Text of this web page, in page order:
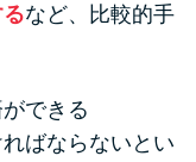
など、比較的手
できる
ばならないとい